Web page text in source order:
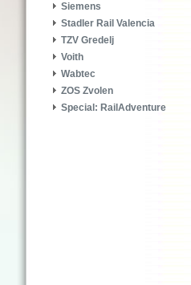
Siemens
Stadler Rail Valencia
TZV Gredelj
Voith
Wabtec
ZOS Zvolen
Special: RailAdventure